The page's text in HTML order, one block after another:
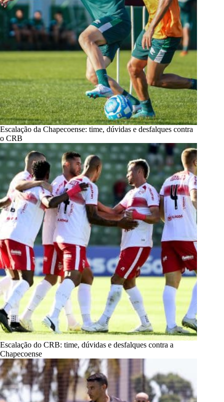
Escalação da Chapecoense: time, dúvidas e desfalques contra
o CRB
Escalação do CRB: time, dúvidas e desfalques contra a
Chapecoense